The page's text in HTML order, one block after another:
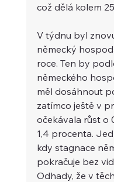
což dělá kolem
V týdnu byl
německý
roce. Ten by
německého
měl dosáhnout
zatímco ještě v
očekávala růst o
1,4 procenta.
kdy stagnace
pokračuje bez
Odhady, že v